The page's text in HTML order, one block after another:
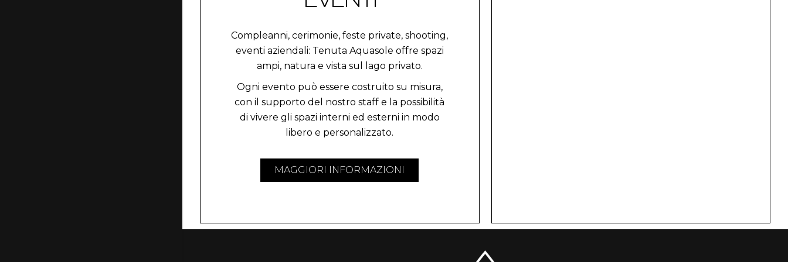
Compleanni, cerimonie, feste private, shooting,
eventi aziendali: Tenuta Aquasole offre spazi
ampi, natura e vista sul lago privato.
Ogni evento può essere costruito su misura,
con il supporto del nostro staff e la possibilità
di vivere gli spazi interni ed esterni in modo
libero e personalizzato.
MAGGIORI INFORMAZIONI